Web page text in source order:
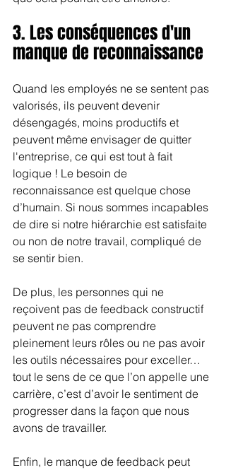
3. Les conséquences d'un
manque de reconnaissance
Quand les employés ne se sentent pas
valorisés, ils peuvent devenir
désengagés, moins productifs et
peuvent même envisager de quitter
l'entreprise, ce qui est tout à fait
logique ! Le besoin de
reconnaissance est quelque chose
d’humain. Si nous sommes incapables
de dire si notre hiérarchie est satisfaite
ou non de notre travail, compliqué de
se sentir bien.
De plus, les personnes qui ne
reçoivent pas de feedback constructif
peuvent ne pas comprendre
pleinement leurs rôles ou ne pas avoir
les outils nécessaires pour exceller…
tout le sens de ce que l’on appelle une
carrière, c’est d’avoir le sentiment de
progresser dans la façon que nous
avons de travailler.
Enfin, le manque de feedback peut